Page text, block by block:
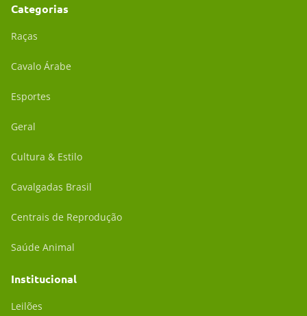
Categorias
Raças
Cavalo Árabe
Esportes
Geral
Cultura & Estilo
Cavalgadas Brasil
Centrais de Reprodução
Saúde Animal
Institucional
Leilões